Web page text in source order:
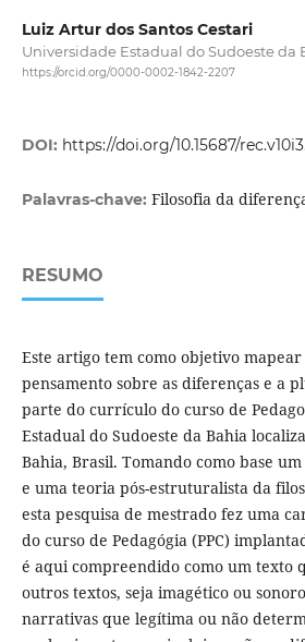
Luiz Artur dos Santos Cestari
Universidade Estadual do Sudoeste da
https://orcid.org/0000-0002-1842-2207
DOI: https://doi.org/10.15687/
Palavras-chave: Filosofia da
RESUMO
Este artigo tem como objetivo mapear
pensamento sobre as diferenças e a
parte do currículo do curso de
Estadual do Sudoeste da Bahia
Bahia, Brasil. Tomando como base
e uma teoria pós-estruturalista da
esta pesquisa de mestrado fez uma
do curso de Pedagógia (PPC)
é aqui compreendido como um texto
outros textos, seja imagético ou
narrativas que legítima ou não